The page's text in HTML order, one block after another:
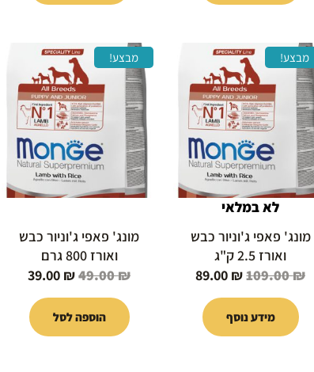
מבצע!
לא במלאי
מונג' פאפי ג'וניור כבש
ואורז 2.5 ק"ג
109.00₪
המחיר
המקורי
היה:
109.00 ₪.
89.00 ₪
הוא:
89.00 ₪.
מידע נוסף
מבצע!
מונג' פאפי ג'וניור כבש
ואורז 800 גרם
49.00₪
המחיר
המקורי
היה:
49.00 ₪.
39.00 ₪
הוא:
39.00 ₪.
הוספה לסל